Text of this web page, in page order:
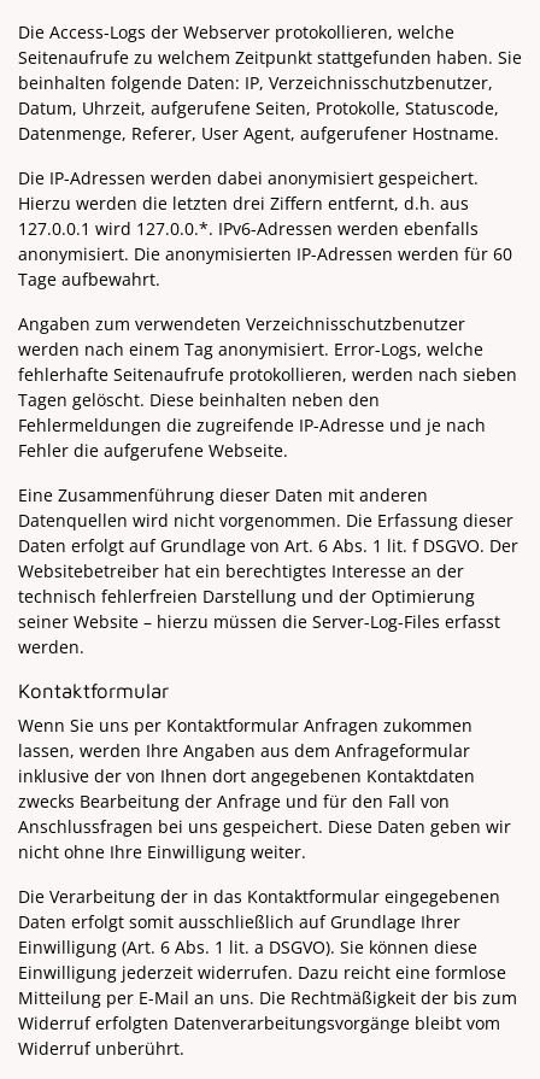
Die Access-Logs der Webserver protokollieren, welche
Seitenaufrufe zu welchem Zeitpunkt stattgefunden haben. Sie
beinhalten folgende Daten: IP, Verzeichnisschutzbenutzer,
Datum, Uhrzeit, aufgerufene Seiten, Protokolle, Statuscode,
Datenmenge, Referer, User Agent, aufgerufener Hostname.
Die IP-Adressen werden dabei anonymisiert gespeichert.
Hierzu werden die letzten drei Ziffern entfernt, d.h. aus
127.0.0.1 wird 127.0.0.*. IPv6-Adressen werden ebenfalls
anonymisiert. Die anonymisierten IP-Adressen werden für 60
Tage aufbewahrt.
Angaben zum verwendeten Verzeichnisschutzbenutzer
werden nach einem Tag anonymisiert. Error-Logs, welche
fehlerhafte Seitenaufrufe protokollieren, werden nach sieben
Tagen gelöscht. Diese beinhalten neben den
Fehlermeldungen die zugreifende IP-Adresse und je nach
Fehler die aufgerufene Webseite.
Eine Zusammenführung dieser Daten mit anderen
Datenquellen wird nicht vorgenommen. Die Erfassung dieser
Daten erfolgt auf Grundlage von Art. 6 Abs. 1 lit. f DSGVO. Der
Websitebetreiber hat ein berechtigtes Interesse an der
technisch fehlerfreien Darstellung und der Optimierung
seiner Website – hierzu müssen die Server-Log-Files erfasst
werden.
Kontaktformular
Wenn Sie uns per Kontaktformular Anfragen zukommen
lassen, werden Ihre Angaben aus dem Anfrageformular
inklusive der von Ihnen dort angegebenen Kontaktdaten
zwecks Bearbeitung der Anfrage und für den Fall von
Anschlussfragen bei uns gespeichert. Diese Daten geben wir
nicht ohne Ihre Einwilligung weiter.
Die Verarbeitung der in das Kontaktformular eingegebenen
Daten erfolgt somit ausschließlich auf Grundlage Ihrer
Einwilligung (Art. 6 Abs. 1 lit. a DSGVO). Sie können diese
Einwilligung jederzeit widerrufen. Dazu reicht eine formlose
Mitteilung per E-Mail an uns. Die Rechtmäßigkeit der bis zum
Widerruf erfolgten Datenverarbeitungsvorgänge bleibt vom
Widerruf unberührt.